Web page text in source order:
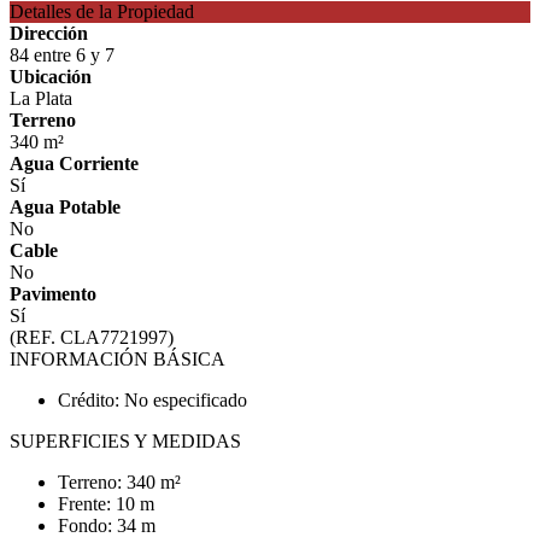
Detalles de la Propiedad
Dirección
84 entre 6 y 7
Ubicación
La Plata
Terreno
340 m²
Agua Corriente
Sí
Agua Potable
No
Cable
No
Pavimento
Sí
(REF. CLA7721997)
INFORMACIÓN BÁSICA
Crédito: No especificado
SUPERFICIES Y MEDIDAS
Terreno: 340 m²
Frente: 10 m
Fondo: 34 m